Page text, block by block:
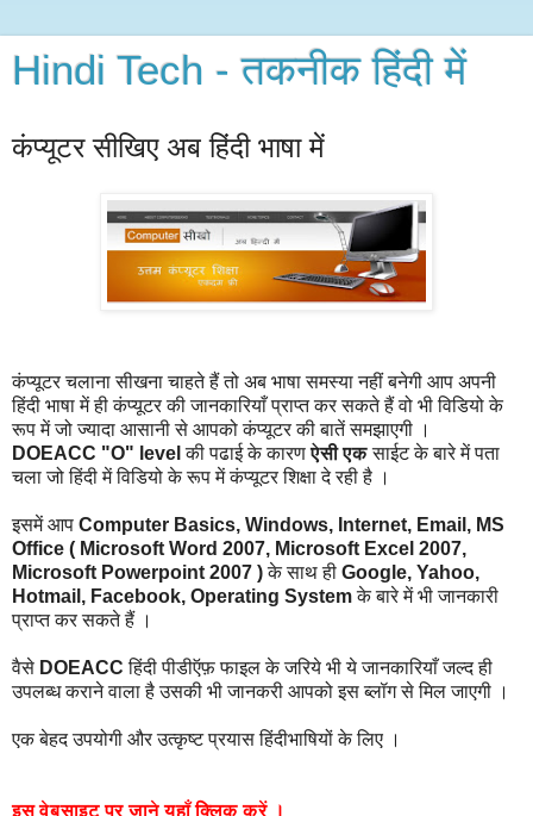
Hindi Tech - तकनीक हिंदी में
कंप्यूटर सीखिए अब हिंदी भाषा में
कंप्यूटर चलाना सीखना चाहते हैं तो अब भाषा समस्या नहीं बनेगी आप अपनी
हिंदी भाषा में ही कंप्यूटर की जानकारियाँ प्राप्त कर सकते हैं वो भी विडियो के
रूप में जो ज्यादा आसानी से आपको कंप्यूटर की बातें समझाएगी ।
DOEACC "O" level की पढाई के कारणऐसी एक साईट के बारे में पता
चला जो हिंदी में विडियो के रूप में कंप्यूटर शिक्षा दे रही है ।
इसमें आप Computer Basics, Windows, Internet, Email, MS
Office ( Microsoft Word 2007, Microsoft Excel 2007,
Microsoft Powerpoint 2007 )के साथ ही Google, Yahoo,
Hotmail, Facebook, Operating Systemके बारे में भी जानकारी
प्राप्त कर सकते हैं ।
वैसे DOEACC हिंदी पीडीऍफ़ फाइल के जरिये भी ये जानकारियाँ जल्द ही
उपलब्ध कराने वाला है उसकी भी जानकरी आपको इस ब्लॉग से मिल जाएगी ।
एक बेहद उपयोगी और उत्कृष्ट प्रयास हिंदीभाषियों के लिए ।
इस वेबसाइट पर जाने यहाँ क्लिक करें ।